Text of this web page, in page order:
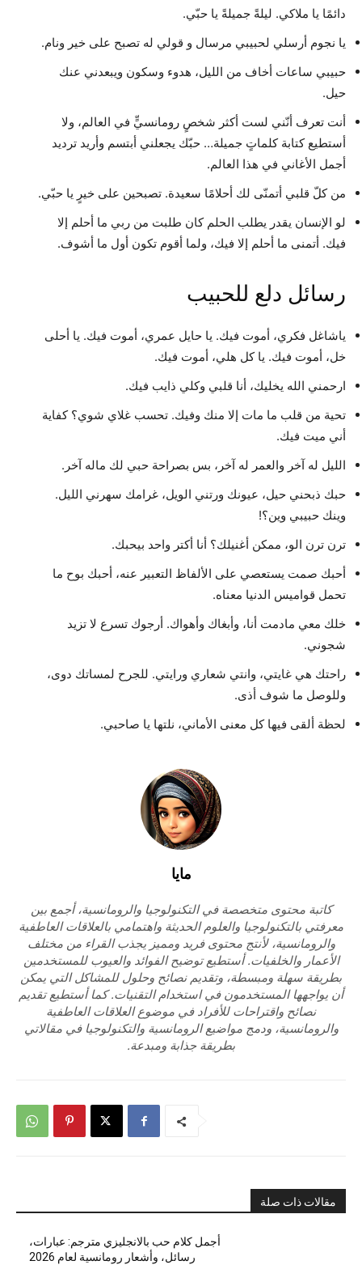
دائمًا يا ملاكي. ليلةً جميلةً يا حبّي.
يا نجوم أرسلي لحبيبي مرسال و قولي له تصبح على خير ونام.
حبيبي ساعات أخاف من الليل، هدوء وسكون ويبعدني عنك
حيل.
أنت تعرف أنّني لست أكثر شخصٍ رومانسيٍّ في العالم، ولا
أستطيع كتابة كلماتٍ جميلة… حبّك يجعلني أبتسم وأريد ترديد
أجمل الأغاني في هذا العالم.
من كلّ قلبي أتمنّى لك أحلامًا سعيدة. تصبحين على خيرٍ يا حبّي.
لو الإنسان يقدر يطلب الحلم كان طلبت من ربي ما أحلم إلا
فيك. أتمنى ما أحلم إلا فيك، ولما أقوم تكون أول ما أشوف.
رسائل دلع للحبيب
ياشاغل فكري، أموت فيك. يا حايل عمري، أموت فيك. يا أحلى
خل، أموت فيك. يا كل هلي، أموت فيك.
ارحمني الله يخليك، أنا قلبي وكلي ذايب فيك.
تحية من قلب ما مات إلا منك وفيك. تحسب غلاي شوي؟ كفاية
أني ميت فيك.
الليل له آخر والعمر له آخر، بس بصراحة حبي لك ماله آخر.
حبك ذبحني حيل، عيونك ورتني الويل، غرامك سهرني الليل.
وينك حبيبي وين؟!
ترن ترن الو، ممكن أغنيلك؟ أنا أكتر واحد بيحبك.
أحبك صمت يستعصي على الألفاظ التعبير عنه، أحبك بوح ما
تحمل قواميس الدنيا معناه.
خلك معي مادمت أنا، وأبغاك وأهواك. أرجوك تسرع لا تزيد
شجوني.
راحتك هي غايتي، وانتي شعاري ورايتي. للجرح لمساتك دوى،
وللوصل ما شوف أذى.
لحظة ألقى فيها كل معنى الأماني، نلتها يا صاحبي.
مايا
كاتبة محتوى متخصصة في التكنولوجيا والرومانسية، أجمع بين
معرفتي بالتكنولوجيا والعلوم الحديثة واهتمامي بالعلاقات العاطفية
والرومانسية، لأنتج محتوى فريد ومميز يجذب القراء من مختلف
الأعمار والخلفيات. أستطيع توضيح الفوائد والعيوب للمستخدمين
بطريقة سهلة ومبسطة، وتقديم نصائح وحلول للمشاكل التي يمكن
أن يواجهها المستخدمون في استخدام التقنيات. كما أستطيع تقديم
نصائح واقتراحات للأفراد في موضوع العلاقات العاطفية
والرومانسية، ودمج مواضيع الرومانسية والتكنولوجيا في مقالاتي
بطريقة جذابة ومبدعة.
مقالات ذات صلة
أجمل كلام حب بالانجليزي مترجم: عبارات،
رسائل، وأشعار رومانسية لعام 2026